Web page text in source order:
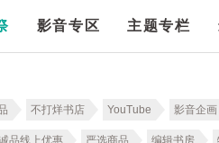
影音专区 主题专栏
不打烊书店 YouTube 影音企画
品线上优惠 严选商品 编辑书房